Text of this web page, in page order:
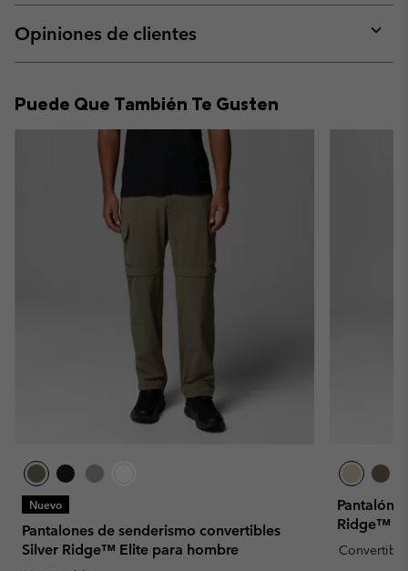
or
Opiniones de clientes
or
Puede Que También Te Gusten
Nuevo
Pantalones de senderismo convertibles
Silver Ridge™ Elite para hombre
Pantalón
Ridge™
Convertible